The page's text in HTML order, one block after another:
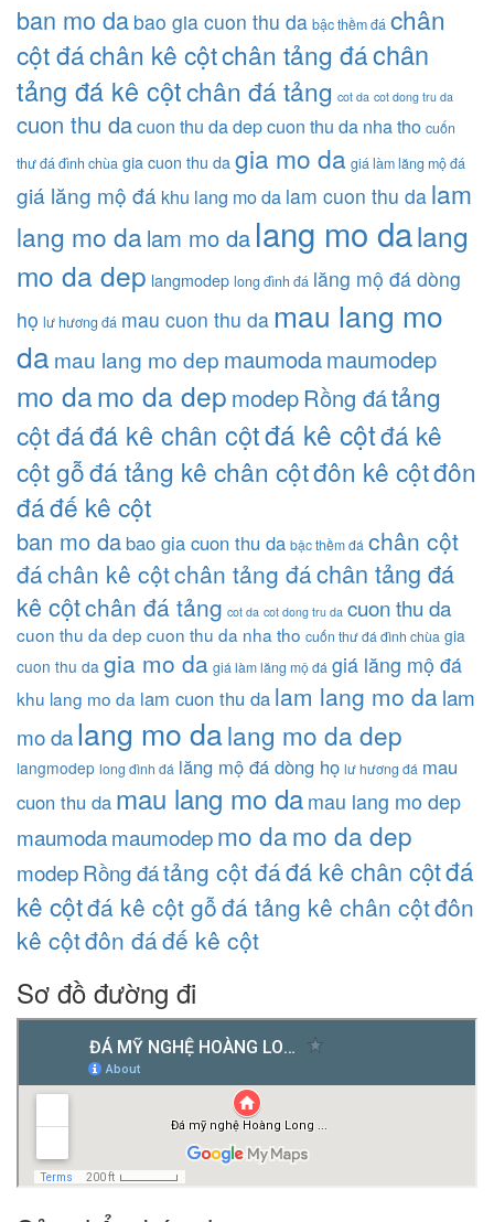
ban mo da bao gia cuon thu da bậc thềm đá chân
cột đáchân kê cộtchân tảng đáchân
tảng đá kê cộtchân đá tảng cot da cot dong tru da
cuon thu dacuon thu da depcuon thu da nha tho cuốn
thư đá đình chùa gia cuon thu da gia mo da giá làm lăng mộ đá
giá lăng mộ đá khu lang mo da lam cuon thu da lam
lang mo dalam mo da lang mo dalang
mo da dep langmodep long đình đá lăng mộ đá dòng
họ lư hương đá mau cuon thu da mau lang mo
da mau lang mo dep maumodamaumodep
mo damo da dep modepRồng đátảng
cột đáđá kê chân cộtđá kê cộtđá kê
cột gỗđá tảng kê chân cộtđôn kê cộtđôn
đáđế kê cột
ban mo da bao gia cuon thu da bậc thềm đá chân cột
đáchân kê cộtchân tảng đáchân tảng đá
kê cộtchân đá tảng cot da cot dong tru da cuon thu da
cuon thu da dep cuon thu da nha tho cuốn thư đá đình chùa gia
cuon thu da gia mo da giá làm lăng mộ đá giá lăng mộ đá
khu lang mo da lam cuon thu da lam lang mo dalam
mo dalang mo dalang mo da dep
langmodep long đình đá lăng mộ đá dòng họ lư hương đá mau
cuon thu da mau lang mo damau lang mo dep
maumodamaumodepmo damo da dep
modepRồng đátảng cột đáđá kê chân cộtđá
kê cộtđá kê cột gỗđá tảng kê chân cộtđôn
kê cộtđôn đáđế kê cột
Sơ đồ đường đi